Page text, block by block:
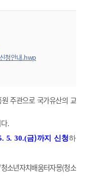
청안내.hwp
주관으로 국가유산의 교
.
5. 30.(금)까지 신청하
청소년자치배움터자몽(청소